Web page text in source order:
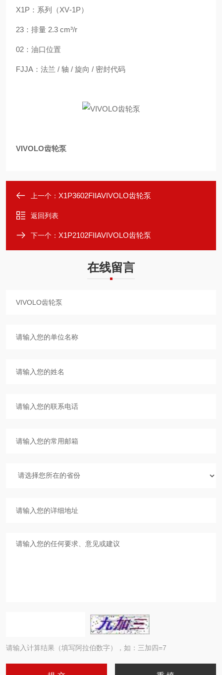
X1P：系列（XV‑1P）
23：排量 2.3 cm³/r
02：油口位置
FJJA：法兰 / 轴 / 旋向 / 密封代码
VIVOLO齿轮泵
上一个： X1P3602FIIAVIVOLO齿轮泵
返回列表
下一个： X1P2102FIIAVIVOLO齿轮泵
在线留言
请输入计算结果（填写阿拉伯数字），如：三加四=7